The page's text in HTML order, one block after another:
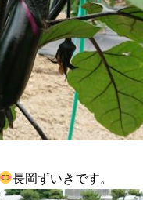
長岡ずいきです。